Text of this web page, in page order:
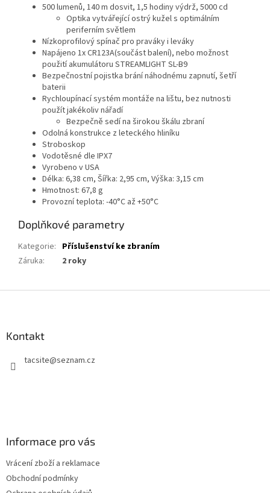
500 lumenů, 140 m dosvit, 1,5 hodiny výdrž, 5000 cd
Optika vytvářející ostrý kužel s optimálním
periferním světlem
Nízkoprofilový spínač pro praváky i leváky
Napájeno 1x CR123A(součást balení), nebo možnost
použití akumulátoru STREAMLIGHT SL-B9
Bezpečnostní pojistka brání náhodnému zapnutí, šetří
baterii
Rychloupínací systém montáže na lištu, bez nutnosti
použít jakékoliv nářadí
Bezpečně sedí na širokou škálu zbraní
Odolná konstrukce z leteckého hliníku
Stroboskop
Vodotěsné dle IPX7
Vyrobeno v USA
Délka: 6,38 cm, Šířka: 2,95 cm, Výška: 3,15 cm
Hmotnost: 67,8 g
Provozní teplota: -40°C až +50°C
Doplňkové parametry
Kategorie: Příslušenství ke zbraním
Záruka: 2 roky
Kontakt
tacsite@seznam.cz
Informace pro vás
Vrácení zboží a reklamace
Obchodní podmínky